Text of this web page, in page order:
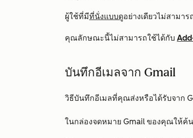
ผู้ใช้ที่มีที่นั่งแบบดูอย่างเดียวไม่สามา
คุณลักษณะนี้ไม่สามารถใช้ได้กับ
บันทึกอีเมลจาก Gmail
วิธีบันทึกอีเมลที่คุณส่งหรือได้รับจาก
ในกล่องจดหมาย Gmail ของคุณให้ค้